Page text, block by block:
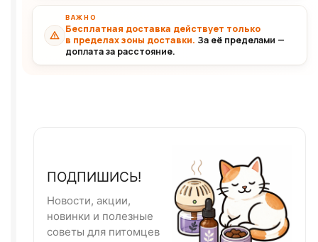
ВАЖНО
Бесплатная доставка действует только
в пределах зоны доставки. За её пределами —
доплата за расстояние.
ПОДПИШИСЬ!
Новости, акции,
новинки и полезные
советы для питомцев